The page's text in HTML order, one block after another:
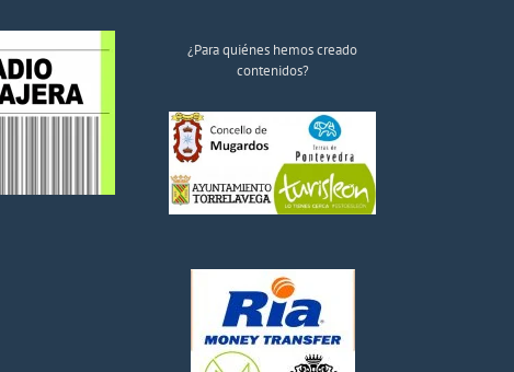
¿Para quiénes hemos creado
contenidos?